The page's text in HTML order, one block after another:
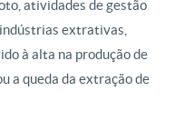
atividades de gestão
extrativas,
à alta na produção de
a queda da extração de